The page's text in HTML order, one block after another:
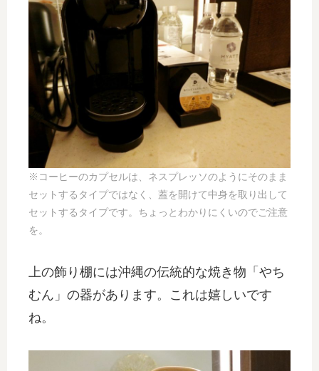
※コーヒーのカプセルは、ネスプレッソのようにそのまま
セットするタイプではなく、蓋を開けて中身を取り出して
セットするタイプです。ちょっとわかりにくいのでご注意
を。
上の飾り棚には沖縄の伝統的な焼き物「やち
むん」の器があります。これは嬉しいです
ね。